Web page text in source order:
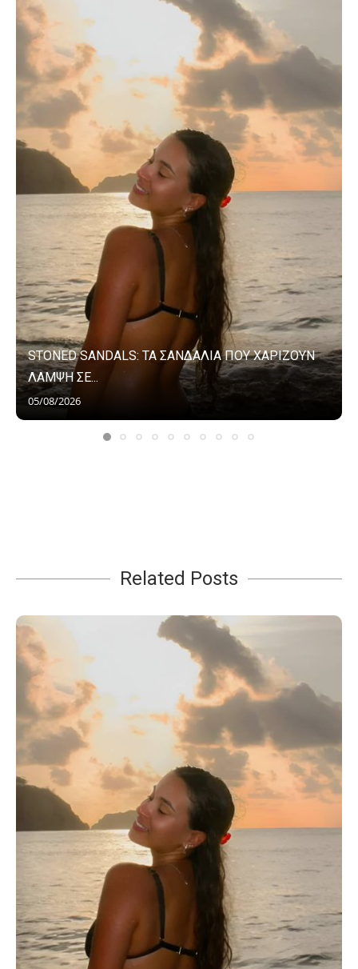
STONED SANDALS: ΤΑ ΣΑΝΔΑΛΙΑ ΠΟΥ ΧΑΡΙΖΟΥΝ
ΛΑΜΨΗ ΣΕ...
05/08/2026
Related Posts